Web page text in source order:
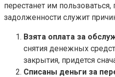
перестанет им
задолженности служит
Взята оплата за
снятия денежных
закрытия, придется
Списаны деньги за